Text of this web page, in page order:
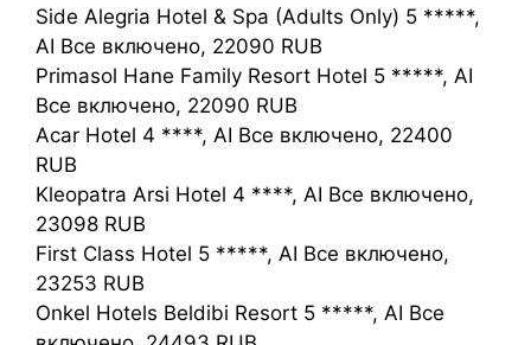
Side Alegria Hotel & Spa (Adults Only) 5 *****,
AI Все включено, 22090 RUB
Primasol Hane Family Resort Hotel 5 *****, AI
Все включено, 22090 RUB
Acar Hotel 4 ****, AI Все включено, 22400
RUB
Kleopatra Arsi Hotel 4 ****, AI Все включено,
23098 RUB
First Class Hotel 5 *****, AI Все включено,
23253 RUB
Onkel Hotels Beldibi Resort 5 *****, AI Все